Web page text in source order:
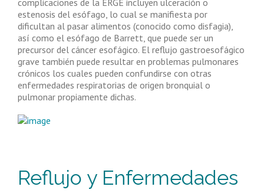
estenosis del esófago, lo cual se manifiesta por
dificultan al pasar alimentos (conocido como disfagia),
así como el esófago de Barrett, que puede ser un
precursor del cáncer esofágico. El reflujo gastroesofágico
grave también puede resultar en problemas pulmonares
crónicos los cuales pueden confundirse con otras
enfermedades respiratorias de origen bronquial o
pulmonar propiamente dichas.
Reflujo y Enfermedades